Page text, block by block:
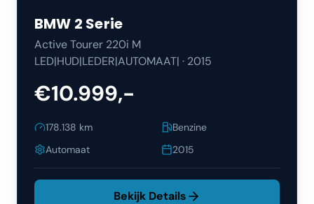
BMW 2 Serie
Active Tourer 220i M
LED|HUD|LEDER|AUTOMAAT| · 2015
€10.999,-
178.138 km
Benzine
Automaat
2015
Bekijk Details